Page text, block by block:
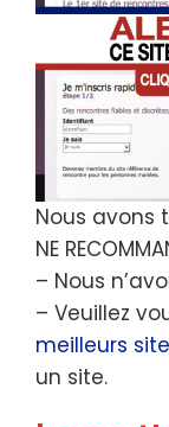
Nous avons
NE
– Nous
– Veuillez
meilleurs
un site.